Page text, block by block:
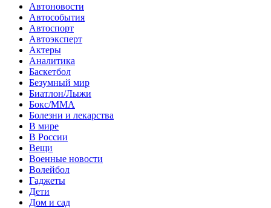
Автоновости
Автособытия
Автоспорт
Автоэксперт
Актеры
Аналитика
Баскетбол
Безумный мир
Биатлон/Лыжи
Бокс/MMA
Болезни и лекарства
В мире
В России
Вещи
Военные новости
Волейбол
Гаджеты
Дети
Дом и сад